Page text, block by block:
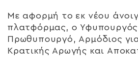
Με αφορμή το εκ νέου
πλατφόρμας, ο
Πρωθυπουργό, Αρμόδιος
Κρατικής Αρωγής και